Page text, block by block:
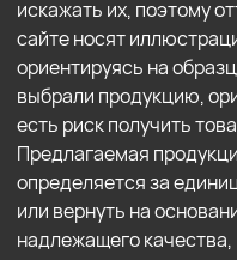
искажать их, поэтому
сайте носят
ориентируясь на
выбрали продукцию,
есть риск получить
Предлагаемая
определяется за
или вернуть на
надлежащего